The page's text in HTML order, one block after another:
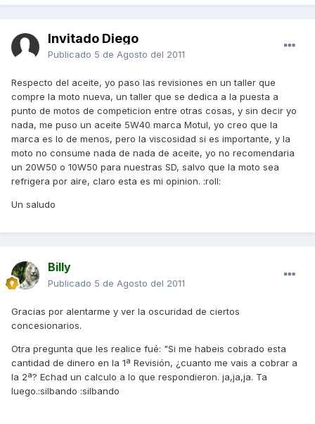
Invitado Diego
Publicado 5 de Agosto del 2011
Respecto del aceite, yo paso las revisiones en un taller que
compre la moto nueva, un taller que se dedica a la puesta a
punto de motos de competicion entre otras cosas, y sin decir yo
nada, me puso un aceite 5W40 marca Motul, yo creo que la
marca es lo de menos, pero la viscosidad si es importante, y la
moto no consume nada de nada de aceite, yo no recomendaria
un 20W50 o 10W50 para nuestras SD, salvo que la moto sea
refrigera por aire, claro esta es mi opinion. :roll:
Un saludo
Billy
Publicado 5 de Agosto del 2011
Gracias por alentarme y ver la oscuridad de ciertos
concesionarios.
Otra pregunta que les realice fué: "Si me habeis cobrado esta
cantidad de dinero en la 1ª Revisión, ¿cuanto me vais a cobrar a
la 2ª? Echad un calculo a lo que respondieron. ja,ja,ja. Ta
luego.:silbando :silbando